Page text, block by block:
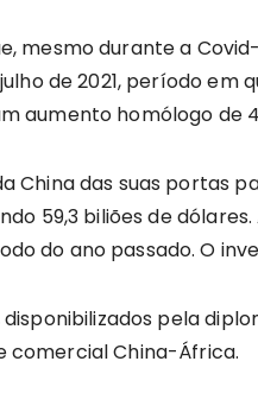
mesmo durante a
de 2021, período em
aumento homólogo de
China das suas portas
59,3 biliões de
do ano passado. O
disponibilizados pela
comercial China-África.